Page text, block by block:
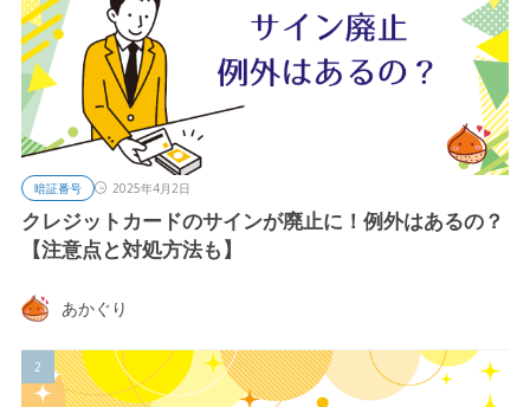
暗証番号 2025年4月2日
クレジットカードのサインが廃止に！例外はあるの？
【注意点と対処方法も】
あかぐり